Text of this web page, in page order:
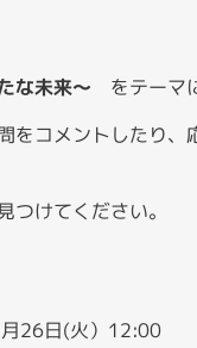
な未来～ をテーマ
をコメントしたり
けてください。
26日(火）12:00